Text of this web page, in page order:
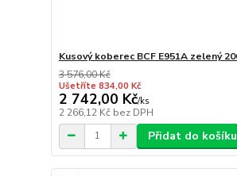
Kusový koberec BCF E951A zelený
3 576,00 Kč
Ušetříte 834,00 Kč
2 742,00 Kč/ks
2 266,12 Kč bez DPH
Přidat do košíku